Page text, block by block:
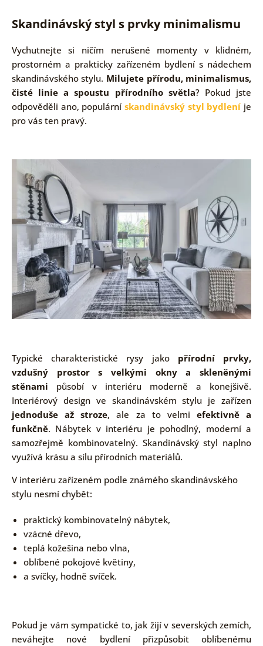
Skandinávský styl s prvky minimalismu
Vychutnejte si ničím nerušené momenty v klidném,
prostorném a prakticky zařízeném bydlení s nádechem
skandinávského stylu. Milujete přírodu, minimalismus,
čisté linie a spoustu přírodního světla? Pokud jste
odpověděli ano, populární skandinávský styl bydlení je
pro vás ten pravý.
Typické charakteristické rysy jako přírodní prvky,
vzdušný prostor s velkými okny a skleněnými
stěnami působí v interiéru moderně a konejšivě.
Interiérový design ve skandinávském stylu je zařízen
jednoduše až stroze, ale za to velmi efektivně a
funkčně. Nábytek v interiéru je pohodlný, moderní a
samozřejmě kombinovatelný. Skandinávský styl naplno
využívá krásu a sílu přírodních materiálů.
V interiéru zařízeném podle známého skandinávského
stylu nesmí chybět:
praktický kombinovatelný nábytek,
vzácné dřevo,
teplá kožešina nebo vlna,
oblíbené pokojové květiny,
a svíčky, hodně svíček.
Pokud je vám sympatické to, jak žijí v severských zemích,
neváhejte nové bydlení přizpůsobit oblíbenému